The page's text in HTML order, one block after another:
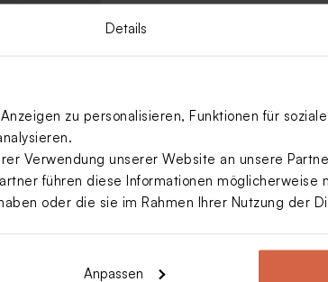
Details
zu personalisieren, Funktionen für
Verwendung unserer Website an unsere
führen diese Informationen möglicherweise
oder die sie im Rahmen Ihrer Nutzung der
Anpassen
aus